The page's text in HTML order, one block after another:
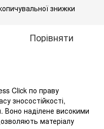
знижки
Порівняти
Click по праву
зносостійкості,
Воно наділене високими
матеріалу